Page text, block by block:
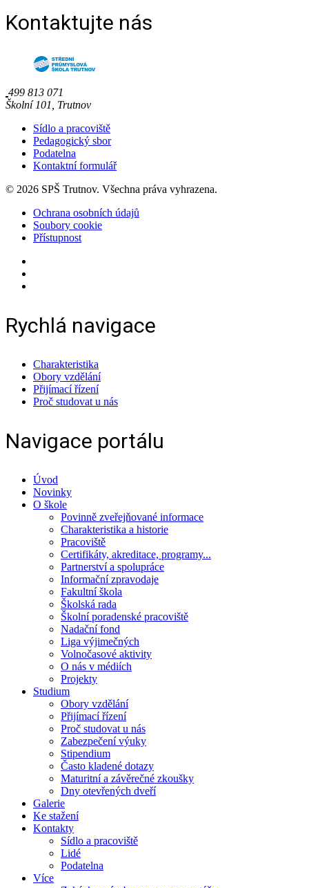
Kontaktujte nás
499 813 071
Školní 101, Trutnov
Sídlo a pracoviště
Pedagogický sbor
Podatelna
Kontaktní formulář
© 2026 SPŠ Trutnov. Všechna práva vyhrazena.
Ochrana osobních údajů
Soubory cookie
Přístupnost
Rychlá navigace
Charakteristika
Obory vzdělání
Přijímací řízení
Proč studovat u nás
Navigace portálu
Úvod
Novinky
O škole
Povinně zveřejňované informace
Charakteristika a historie
Pracoviště
Certifikáty, akreditace, programy...
Partnerství a spolupráce
Informační zpravodaje
Fakultní škola
Školská rada
Školní poradenské pracoviště
Nadační fond
Liga výjimečných
Volnočasové aktivity
O nás v médiích
Projekty
Studium
Obory vzdělání
Přijímací řízení
Proč studovat u nás
Zabezpečení výuky
Stipendium
Často kladené dotazy
Maturitní a závěrečné zkoušky
Dny otevřených dveří
Galerie
Ke stažení
Kontakty
Sídlo a pracoviště
Lidé
Podatelna
Více